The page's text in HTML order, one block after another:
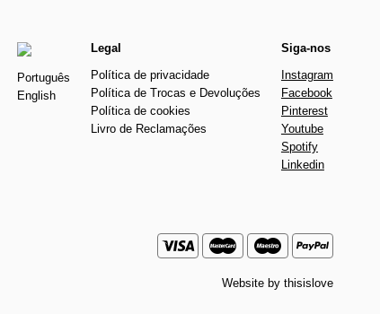
Português
English
Legal
Política de privacidade
Política de Trocas e Devoluções
Política de cookies
Livro de Reclamações
Siga-nos
Instagram
Facebook
Pinterest
Youtube
Spotify
Linkedin
Website by thisislove